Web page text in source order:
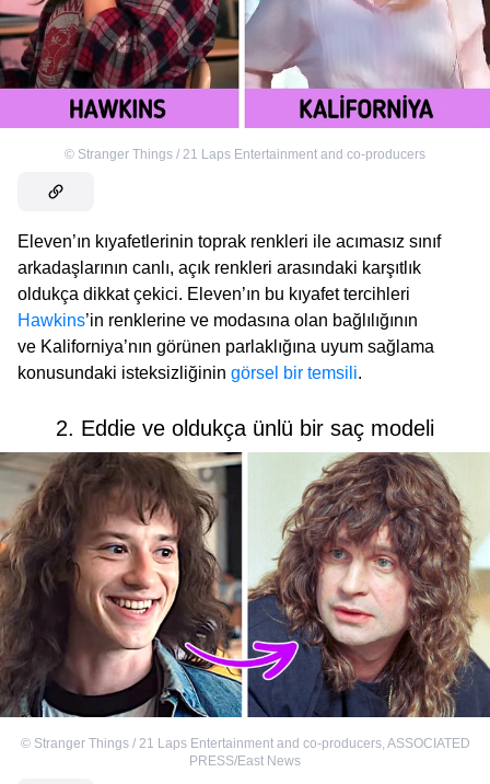
© Stranger Things / 21 Laps Entertainment and co-producers
Eleven’ın kıyafetlerinin toprak renkleri ile acımasız sınıf
arkadaşlarının canlı, açık renkleri arasındaki karşıtlık
oldukça dikkat çekici. Eleven’ın bu kıyafet tercihleri
Hawkins’in renklerine ve modasına olan bağlılığının
ve Kaliforniya’nın görünen parlaklığına uyum sağlama
konusundaki isteksizliğinin görsel bir temsili.
2. Eddie ve oldukça ünlü bir saç modeli
© Stranger Things / 21 Laps Entertainment and co-producers, ASSOCIATED
PRESS/East News